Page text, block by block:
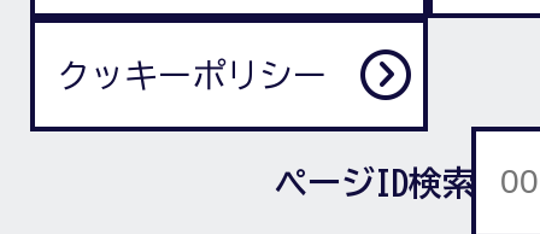
クッキーポリシー
ページID検索